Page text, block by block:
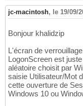
jc-macintosh, le 19/09/
Bonjour khalidzip
L'écran de
LogonScreen est
aléatoire choisit par
saisie Utilisateur/Mot
cette ouverture de
Windows 10 ou